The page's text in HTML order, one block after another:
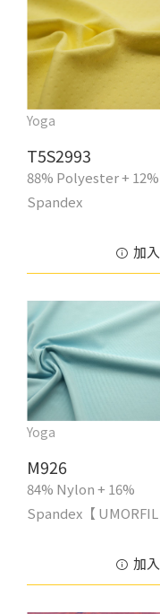
Yoga
T5S2993
88% Polyester + 12%
Spandex
加
Yoga
M926
84% Nylon + 16%
Spandex【 UMORFIL
加